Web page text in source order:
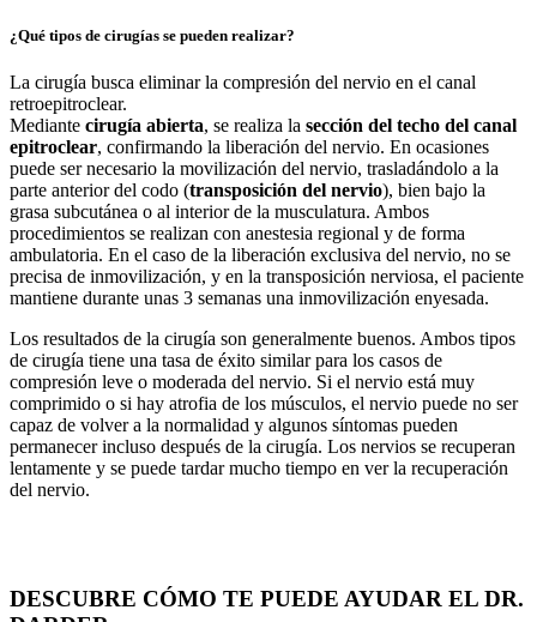
¿Qué tipos de cirugías se pueden realizar?
La cirugía busca eliminar la compresión del nervio en el canal
retroepitroclear.
Mediante cirugía abierta, se realiza la sección del techo del canal
epitroclear, confirmando la liberación del nervio. En ocasiones
puede ser necesario la movilización del nervio, trasladándolo a la
parte anterior del codo (transposición del nervio), bien bajo la
grasa subcutánea o al interior de la musculatura. Ambos
procedimientos se realizan con anestesia regional y de forma
ambulatoria. En el caso de la liberación exclusiva del nervio, no se
precisa de inmovilización, y en la transposición nerviosa, el paciente
mantiene durante unas 3 semanas una inmovilización enyesada.
Los resultados de la cirugía son generalmente buenos. Ambos tipos
de cirugía tiene una tasa de éxito similar para los casos de
compresión leve o moderada del nervio. Si el nervio está muy
comprimido o si hay atrofia de los músculos, el nervio puede no ser
capaz de volver a la normalidad y algunos síntomas pueden
permanecer incluso después de la cirugía. Los nervios se recuperan
lentamente y se puede tardar mucho tiempo en ver la recuperación
del nervio.
DESCUBRE CÓMO TE PUEDE AYUDAR EL DR.